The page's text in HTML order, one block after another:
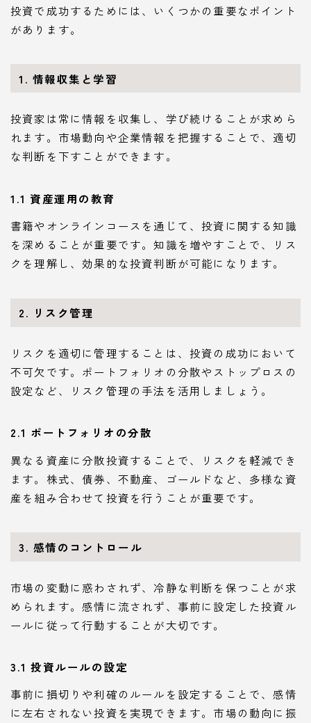
投資で成功するためには、いくつかの重要なポイント
があります。
1. 情報収集と学習
投資家は常に情報を収集し、学び続けることが求めら
れます。市場動向や企業情報を把握することで、適切
な判断を下すことができます。
1.1 資産運用の教育
書籍やオンラインコースを通じて、投資に関する知識
を深めることが重要です。知識を増やすことで、リス
クを理解し、効果的な投資判断が可能になります。
2. リスク管理
リスクを適切に管理することは、投資の成功において
不可欠です。ポートフォリオの分散やストップロスの
設定など、リスク管理の手法を活用しましょう。
2.1 ポートフォリオの分散
異なる資産に分散投資することで、リスクを軽減でき
ます。株式、債券、不動産、ゴールドなど、多様な資
産を組み合わせて投資を行うことが重要です。
3. 感情のコントロール
市場の変動に惑わされず、冷静な判断を保つことが求
められます。感情に流されず、事前に設定した投資ル
ールに従って行動することが大切です。
3.1 投資ルールの設定
事前に損切りや利確のルールを設定することで、感情
に左右されない投資を実現できます。市場の動向に振